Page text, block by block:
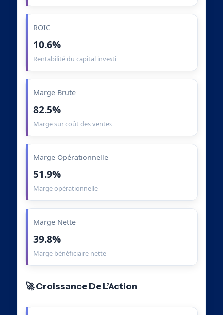
ROIC
10.6%
Rentabilité du capital investi
Marge Brute
82.5%
Marge sur coût des ventes
Marge Opérationnelle
51.9%
Marge opérationnelle
Marge Nette
39.8%
Marge bénéficiaire nette
🚀 Croissance De L’Action